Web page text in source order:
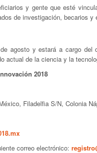
y gente que esté
de investigación, becarios y
agosto y estará a cargo del
actual de la ciencia y la
2018
Filadelfia S/N, Colonia
correo electrónico: